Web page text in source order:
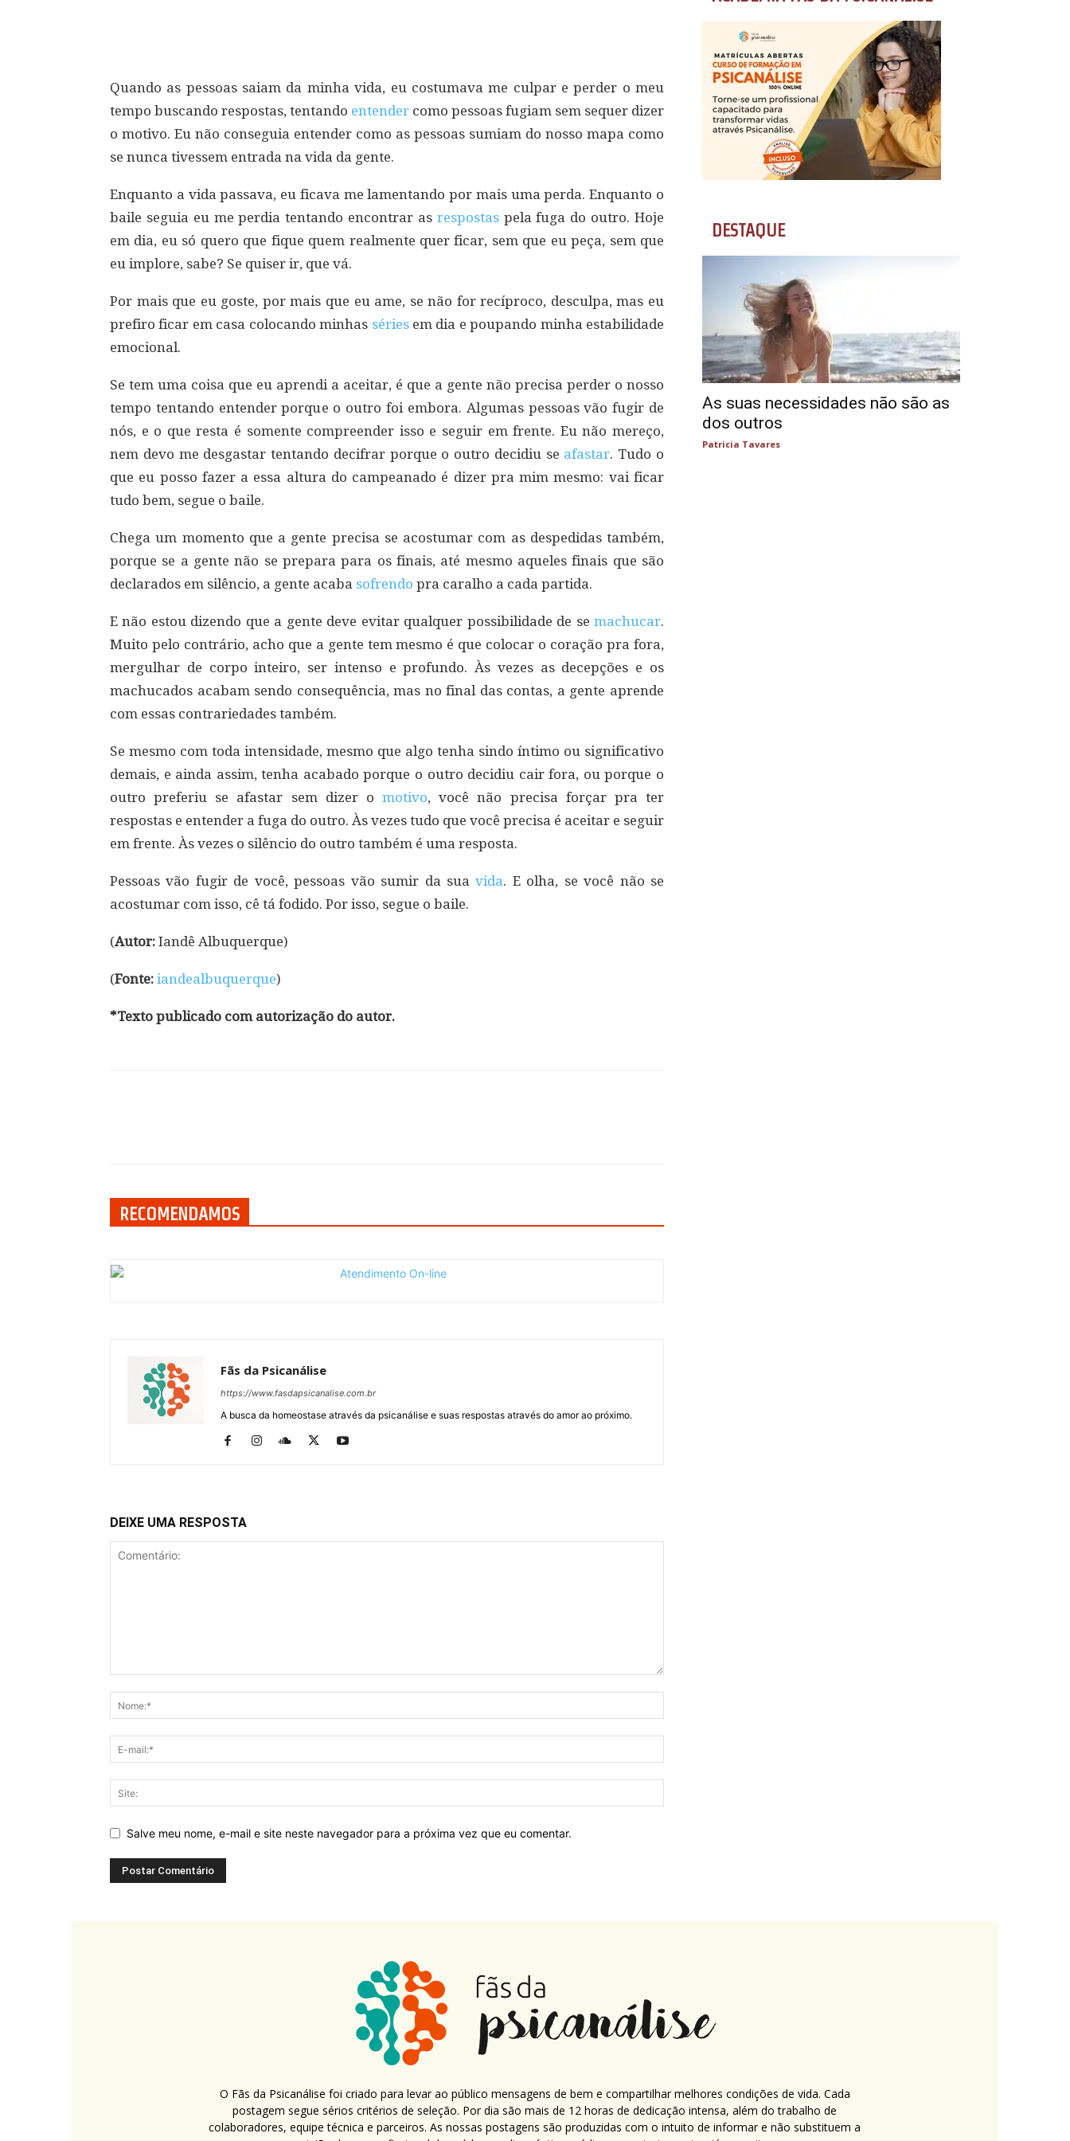
Quando as pessoas saiam da minha vida, eu costumava me culpar e perder o meu
tempo buscando respostas, tentando entender como pessoas fugiam sem sequer dizer
o motivo. Eu não conseguia entender como as pessoas sumiam do nosso mapa como
se nunca tivessem entrada na vida da gente.
Enquanto a vida passava, eu ficava me lamentando por mais uma perda. Enquanto o
baile seguia eu me perdia tentando encontrar as respostas pela fuga do outro. Hoje
em dia, eu só quero que fique quem realmente quer ficar, sem que eu peça, sem que
eu implore, sabe? Se quiser ir, que vá.
Por mais que eu goste, por mais que eu ame, se não for recíproco, desculpa, mas eu
prefiro ficar em casa colocando minhas séries em dia e poupando minha estabilidade
emocional.
Se tem uma coisa que eu aprendi a aceitar, é que a gente não precisa perder o nosso
tempo tentando entender porque o outro foi embora. Algumas pessoas vão fugir de
nós, e o que resta é somente compreender isso e seguir em frente. Eu não mereço,
nem devo me desgastar tentando decifrar porque o outro decidiu se afastar. Tudo o
que eu posso fazer a essa altura do campeanado é dizer pra mim mesmo: vai ficar
tudo bem, segue o baile.
Chega um momento que a gente precisa se acostumar com as despedidas também,
porque se a gente não se prepara para os finais, até mesmo aqueles finais que são
declarados em silêncio, a gente acaba sofrendo pra caralho a cada partida.
E não estou dizendo que a gente deve evitar qualquer possibilidade de se machucar.
Muito pelo contrário, acho que a gente tem mesmo é que colocar o coração pra fora,
mergulhar de corpo inteiro, ser intenso e profundo. Às vezes as decepções e os
machucados acabam sendo consequência, mas no final das contas, a gente aprende
com essas contrariedades também.
Se mesmo com toda intensidade, mesmo que algo tenha sindo íntimo ou significativo
demais, e ainda assim, tenha acabado porque o outro decidiu cair fora, ou porque o
outro preferiu se afastar sem dizer omotivo, você não precisa forçar pra ter
respostas e entender a fuga do outro. Às vezes tudo que você precisa é aceitar e seguir
em frente. Às vezes o silêncio do outro também é uma resposta.
Pessoas vão fugir de você, pessoas vão sumir da suavida. E olha, se você não se
acostumar com isso, cê tá fodido. Por isso, segue o baile.
(Autor: Iandê Albuquerque)
(Fonte: iandealbuquerque)
*Texto publicado com autorização do autor.
RECOMENDAMOS
Fãs da Psicanálise
https://www.fasdapsicanalise.com.br
A busca da homeostase através da psicanálise e suas respostas através do amor ao próximo.
DEIXE UMA RESPOSTA
Salve meu nome, e-mail e site neste navegador para a próxima vez que eu comentar.
DESTAQUE
As suas necessidades não são as
dos outros
Patricia Tavares
O Fãs da Psicanálise foi criado para levar ao público mensagens de bem e compartilhar melhores condições de vida. Cada
postagem segue sérios critérios de seleção. Por dia são mais de 12 horas de dedicação intensa, além do trabalho de
colaboradores, equipe técnica e parceiros. As nossas postagens são produzidas com o intuito de informar e não substituem a